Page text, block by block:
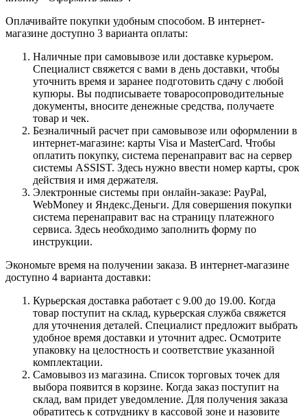
Оплачивайте покупки удобным способом. В интернет-
магазине доступно 3 варианта оплаты:
Наличные при самовывозе или доставке курьером.
Специалист свяжется с вами в день доставки, чтобы
уточнить время и заранее подготовить сдачу с любой
купюры. Вы подписываете товаросопроводительные
документы, вносите денежные средства, получаете
товар и чек.
Безналичный расчет при самовывозе или оформлении в
интернет-магазине: карты Visa и MasterCard. Чтобы
оплатить покупку, система перенаправит вас на сервер
системы ASSIST. Здесь нужно ввести номер карты, срок
действия и имя держателя.
Электронные системы при онлайн-заказе: PayPal,
WebMoney и Яндекс.Деньги. Для совершения покупки
система перенаправит вас на страницу платежного
сервиса. Здесь необходимо заполнить форму по
инструкции.
Экономьте время на получении заказа. В интернет-магазине
доступно 4 варианта доставки:
Курьерская доставка работает с 9.00 до 19.00. Когда
товар поступит на склад, курьерская служба свяжется
для уточнения деталей. Специалист предложит выбрать
удобное время доставки и уточнит адрес. Осмотрите
упаковку на целостность и соответствие указанной
комплектации.
Самовывоз из магазина. Список торговых точек для
выбора появится в корзине. Когда заказ поступит на
склад, вам придет уведомление. Для получения заказа
обратитесь к сотруднику в кассовой зоне и назовите